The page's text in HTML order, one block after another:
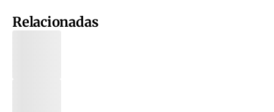
Relacionadas